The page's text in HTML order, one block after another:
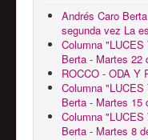
Andrés Caro
segunda vez La
Columna
Berta - Martes 22
ROCCO - ODA Y
Columna
Berta - Martes 15
Columna
Berta - Martes 8